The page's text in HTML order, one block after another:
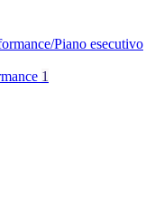
Piano esecutivo
1